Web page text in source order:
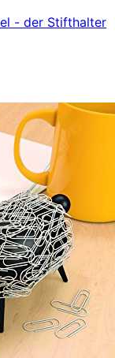
- der Stifthalter